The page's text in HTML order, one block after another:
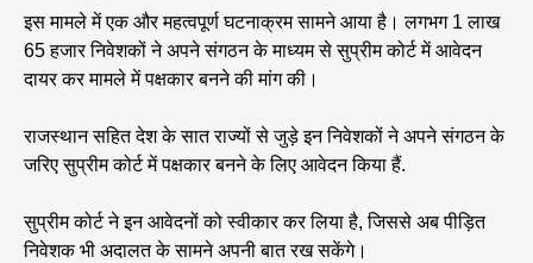
इस मामले में एक और महत्वपूर्ण घटनाक्रम सामने आया है। लगभग 1 लाख
65 हजार निवेशकों ने अपने संगठन के माध्यम से सुप्रीम कोर्ट में आवेदन
दायर कर मामले में पक्षकार बनने की मांग की।
राजस्थान सहित देश के सात राज्यों से जुड़े इन निवेशकों ने अपने संगठन के
जरिए सुप्रीम कोर्ट में पक्षकार बनने के लिए आवेदन किया हैं.
सुप्रीम कोर्ट ने इन आवेदनों को स्वीकार कर लिया है, जिससे अब पीड़ित
निवेशक भी अदालत के सामने अपनी बात रख सकेंगे।